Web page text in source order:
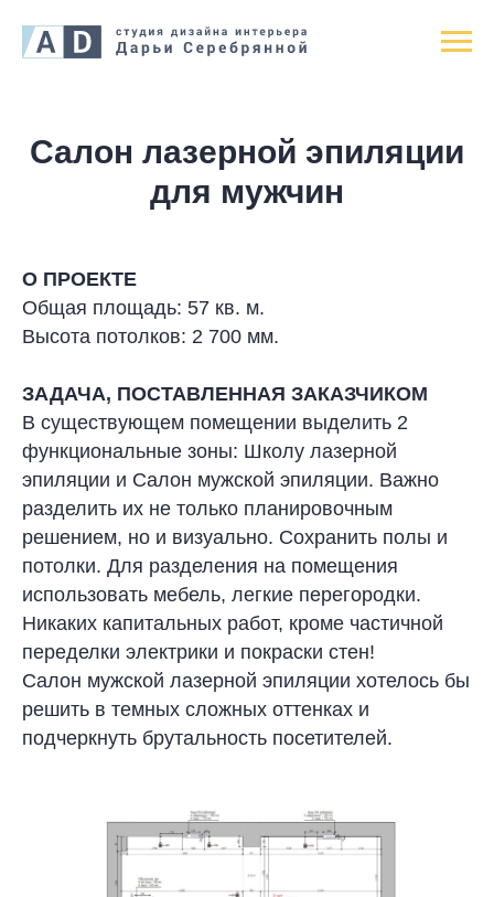
Салон лазерной эпиляции
для мужчин
О ПРОЕКТЕ
Общая площадь: 57 кв. м.
Высота потолков: 2 700 мм.
ЗАДАЧА, ПОСТАВЛЕННАЯ ЗАКАЗЧИКОМ
В существующем помещении выделить 2
функциональные зоны: Школу лазерной
эпиляции и Салон мужской эпиляции. Важно
разделить их не только планировочным
решением, но и визуально. Сохранить полы и
потолки. Для разделения на помещения
использовать мебель, легкие перегородки.
Никаких капитальных работ, кроме частичной
переделки электрики и покраски стен!
Салон мужской лазерной эпиляции хотелось бы
решить в темных сложных оттенках и
подчеркнуть брутальность посетителей.